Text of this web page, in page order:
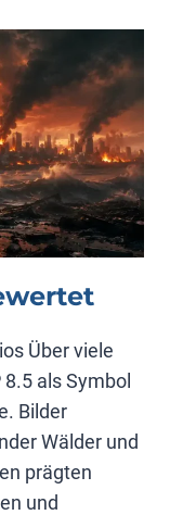
Über viele
als Symbol
Bilder
Wälder und
prägten
und